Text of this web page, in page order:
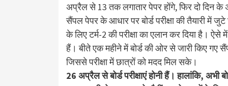
अप्रैल से 13 तक लगातार पेपर होंगे, फिर दो दिन
सैंपल पेपर के आधार पर बोर्ड परीक्षा की तैयारी में
के लिए टर्म-2 की परीक्षा का एलान कर दिया है। ऐसे
हैं। बीते एक महीने में बोर्ड की ओर से जारी किए गए
जिससे परीक्षा में छात्रों को मदद मिल सके।
26 अप्रैल से बोर्ड परीक्षाएं होनी हैं। हालांकि, अभी